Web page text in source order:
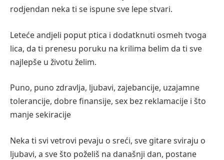
rodjendan neka ti se ispune sve lepe stvari.
Leteće andjeli poput ptica i dodatknuti osmeh tvoga
lica, da ti prenesu poruku na krilima belim da ti sve
najlepše u životu želim.
Puno, puno zdravlja, ljubavi, zajebancije, uzajamne
tolerancije, dobre finansije, sex bez reklamacije i što
manje sekiracije
Neka ti svi vetrovi pevaju o sreći, sve gitare sviraju o
ljubavi, a sve što poželiš na današnji dan, postane